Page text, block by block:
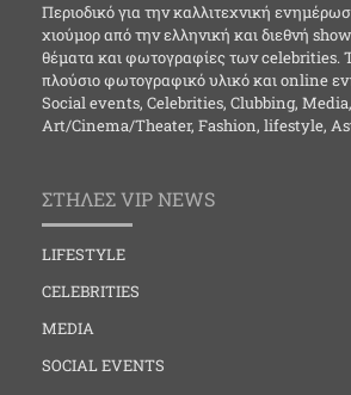
Περιοδικό για την καλλιτεχνική
χιούμορ από την ελληνική και διεθνή
θέματα και φωτογραφίες των celebrities.
πλούσιο φωτογραφικό υλικό και online
Social events, Celebrities, Clubbing, Media,
Art/Cinema/Theater, Fashion, lifestyle,
ΣΤΗΛΕΣ VIP NEWS
LIFESTYLE
CELEBRITIES
MEDIA
SOCIAL EVENTS